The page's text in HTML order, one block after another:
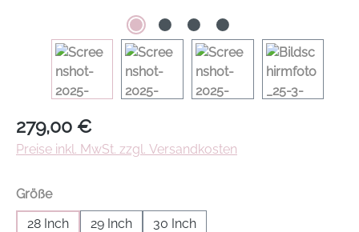
Regulärer Preis:
279,00 €
Preise inkl. MwSt. zzgl. Versandkosten
Größeauswählen
28 Inch
29 Inch 30 Inch